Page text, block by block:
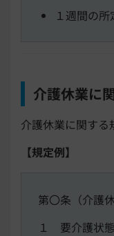
１週間の
介護休業に
介護休業に関する
【規定例】
第〇条（介護
１ 要介護状